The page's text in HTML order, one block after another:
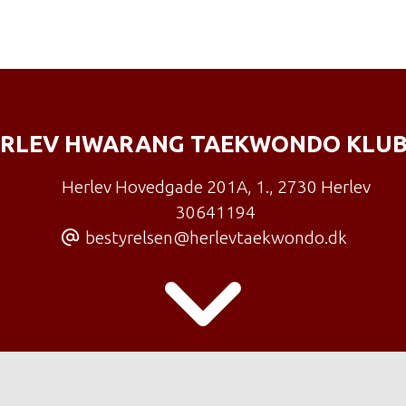
HWARANG TAEKWONDO
Herlev Hovedgade 201A, 1., 2730 Herlev
30641194
bestyrelsen@herlevtaekwondo.dk